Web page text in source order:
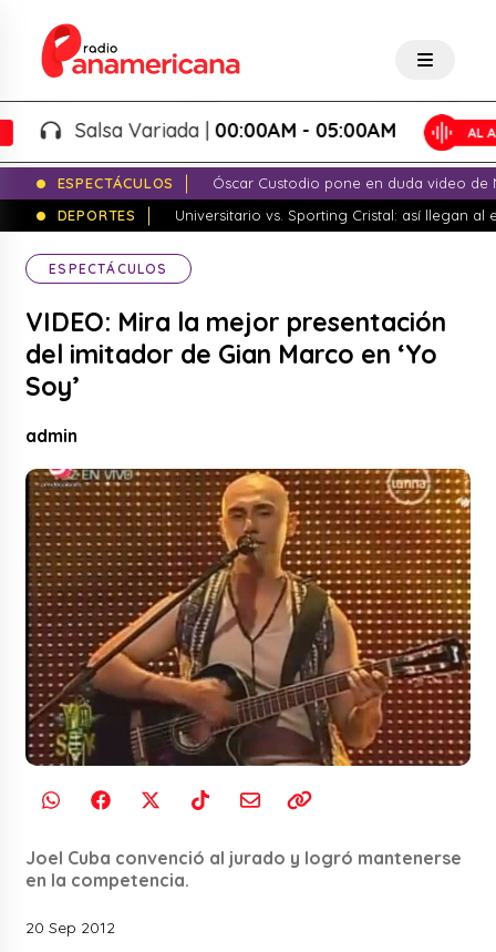
Salsa Variada |00:00AM - 05:00AM
ESPECTÁCULOS
Óscar Custodio pone en duda video de
DEPORTES
Universitario vs. Sporting Cristal: así llegan al
ESPECTÁCULOS
VIDEO: Mira la mejor presentación
del imitador de Gian Marco en ‘Yo
Soy’
admin
Joel Cuba convenció al jurado y logró mantenerse
en la competencia.
20 Sep 2012